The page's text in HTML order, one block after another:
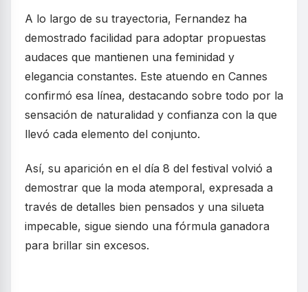
A lo largo de su trayectoria, Fernandez ha
demostrado facilidad para adoptar propuestas
audaces que mantienen una feminidad y
elegancia constantes. Este atuendo en Cannes
confirmó esa línea, destacando sobre todo por la
sensación de naturalidad y confianza con la que
llevó cada elemento del conjunto.
Así, su aparición en el día 8 del festival volvió a
demostrar que la moda atemporal, expresada a
través de detalles bien pensados y una silueta
impecable, sigue siendo una fórmula ganadora
para brillar sin excesos.